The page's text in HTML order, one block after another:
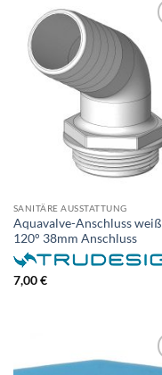
SANITÄRE AUSSTATTUNG
Aquavalve-Anschluss weiß
120° 38mm Anschluss
7,00€